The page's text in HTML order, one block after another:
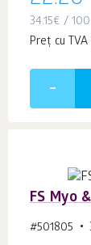
34.15€ /
Preț cu
FS Myo
#501805